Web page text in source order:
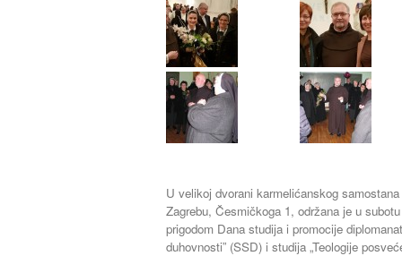
U velikoj dvorani karmelićanskog
Zagrebu, Česmičkoga 1, održana je u
prigodom Dana studija i promocije
duhovnosti” (SSD) i studija „Teologije